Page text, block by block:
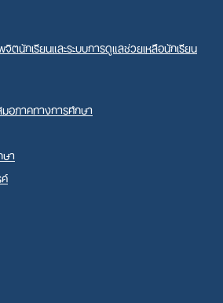
ตนักเรียนและระบบการดูแลช่วยเหลือนักเรียน
อภาคทางการศึกษา
า